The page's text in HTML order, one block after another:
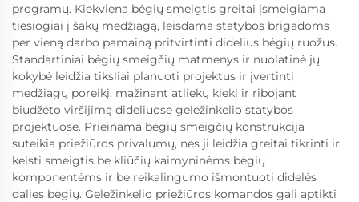
programų. Kiekviena bėgių smeigtis greitai įsmeigiama
tiesiogiai į šakų medžiagą, leisdama statybos brigadoms
per vieną darbo pamainą pritvirtinti didelius bėgių ruožus.
Standartiniai bėgių smeigčių matmenys ir nuolatinė jų
kokybė leidžia tiksliai planuoti projektus ir įvertinti
medžiagų poreikį, mažinant atliekų kiekį ir ribojant
biudžeto viršijimą dideliuose geležinkelio statybos
projektuose. Prieinama bėgių smeigčių konstrukcija
suteikia priežiūros privalumų, nes ji leidžia greitai tikrinti ir
keisti smeigtis be kliūčių kaimyninėms bėgių
komponentėms ir be reikalingumo išmontuoti didelės
dalies bėgių. Geležinkelio priežiūros komandos gali aptikti